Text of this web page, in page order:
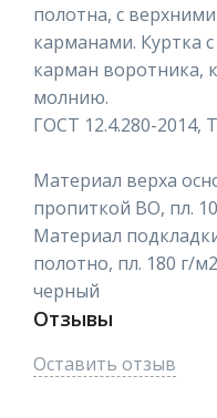
полотна, с
карманами. Куртка
карман воротника,
молнию.
ГОСТ 12.4.280-2014,
Материал верха
пропиткой ВО, пл.
Материал
полотно, пл. 180 г/
черный
Отзывы
Оставить отзыв